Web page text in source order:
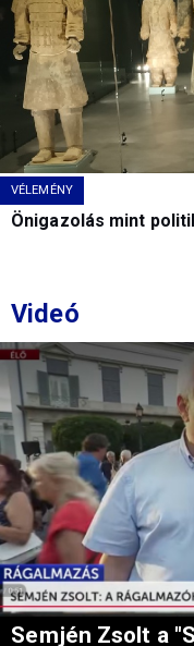
VÉLEMÉNY
Önigazolás mint
Videó
Semjén Zsolt a